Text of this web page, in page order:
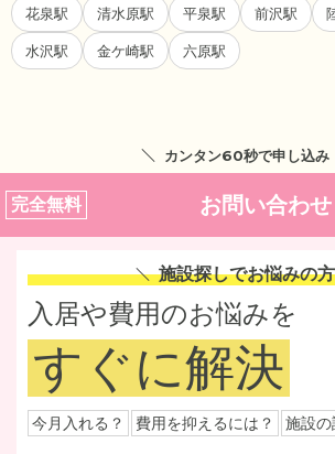
花泉駅 清水原駅 平泉駅 前沢駅
水沢駅 金ケ崎駅 六原駅
カンタン60秒で申し込み
完全無料 お問い合わせ
施設探しでお悩みの方
入居や費用のお悩みを
すぐに解決
今月入れる？ 費用を抑えるには？ 施設の